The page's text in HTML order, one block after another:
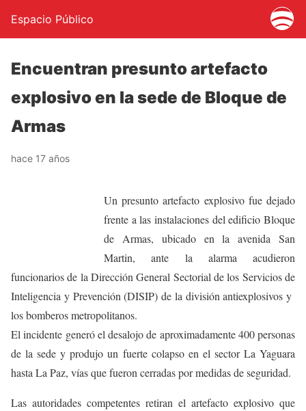
Espacio Público
Encuentran presunto artefacto
explosivo en la sede de Bloque de
Armas
hace 17 años
Un presunto artefacto explosivo fue dejado
frente a las instalaciones del edificio Bloque
de Armas, ubicado en la avenida San
Martin, ante la alarma acudieron
funcionarios de la Dirección General Sectorial de los Servicios de
Inteligencia y Prevención (DISIP) de la división antiexplosivos y
los bomberos metropolitanos.
El incidente generó el desalojo de aproximadamente 400 personas
de la sede y produjo un fuerte colapso en el sector La Yaguara
hasta La Paz, vías que fueron cerradas por medidas de seguridad.
Las autoridades competentes retiran el artefacto explosivo que